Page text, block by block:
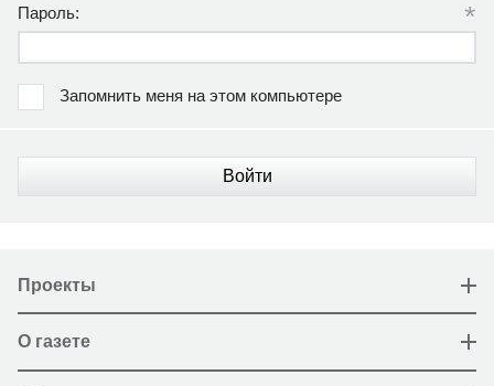
Пароль: *
Запомнить меня на этом компьютере
Войти
Проекты
О газете